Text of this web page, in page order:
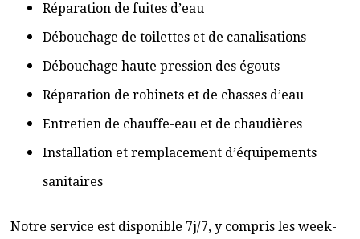
Réparation de fuites d’eau
Débouchage de toilettes et de canalisations
Débouchage haute pression des égouts
Réparation de robinets et de chasses d’eau
Entretien de chauffe-eau et de chaudières
Installation et remplacement d’équipements
sanitaires
Notre service est disponible 7j/7, y compris les week-